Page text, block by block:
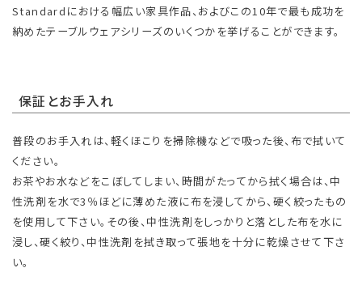
Standardにおける幅広い家具作品、およびこの10年で最も成功を
納めたテーブルウェアシリーズのいくつかを挙げることができます。
保証とお手入れ
普段のお手入れは、軽くほこりを掃除機などで吸った後、布で拭いて
ください。
お茶やお水などをこぼしてしまい、時間がたってから拭く場合は、中
性洗剤を水で3％ほどに薄めた液に布を浸してから、硬く絞ったもの
を使用して下さい。その後、中性洗剤をしっかりと落とした布を水に
浸し、硬く絞り、中性洗剤を拭き取って張地を十分に乾燥させて下さ
い。